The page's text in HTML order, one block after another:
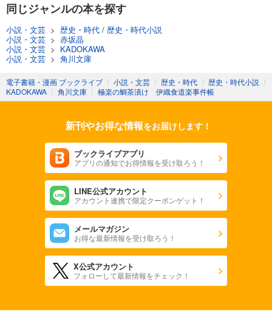
同じジャンルの本を探す
小説・文芸 > 歴史・時代 / 歴史・時代小説
小説・文芸 > 赤坂晶
小説・文芸 > KADOKAWA
小説・文芸 > 角川文庫
電子書籍・漫画 ブックライブ 〉 小説・文芸 〉 歴史・時代 〉 歴史・時代小説 〉
KADOKAWA 〉 角川文庫 〉 極楽の鯛茶漬け 伊織食道楽事件帳
新刊やお得な情報をお届けします！
ブックライブアプリ
アプリの通知でお得情報を受け取ろう！
LINE公式アカウント
アカウント連携で限定クーポンゲット！
メールマガジン
お得な最新情報を受け取ろう！
X公式アカウント
フォローして最新情報をチェック！